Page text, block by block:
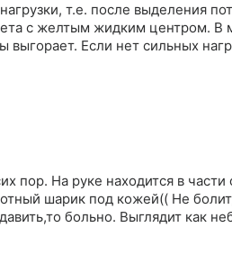
т.е. после выделения
с желтым жидким центром. В
Если нет сильных
пор. На руке находится в части
шарик под кожей(( Не
больно. Выглядит как